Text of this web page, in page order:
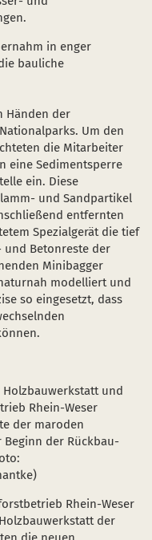
in enger
bauliche
Händen der
Um den
die Mitarbeiter
eine Sedimentsperre
ein. Diese
und Sandpartikel
entfernten
Spezialgerät die tief
und Betonreste der
Minibagger
modelliert und
so eingesetzt, dass
und
Rhein-Weser
der maroden
Beginn der Rückbau-
Rhein-Weser
der